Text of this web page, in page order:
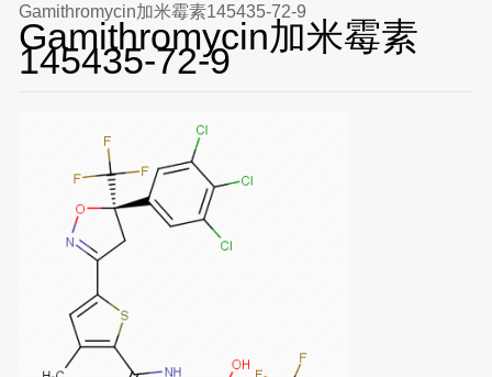
Gamithromycin加米霉素145435-72-9
Gamithromycin加米霉素
145435-72-9